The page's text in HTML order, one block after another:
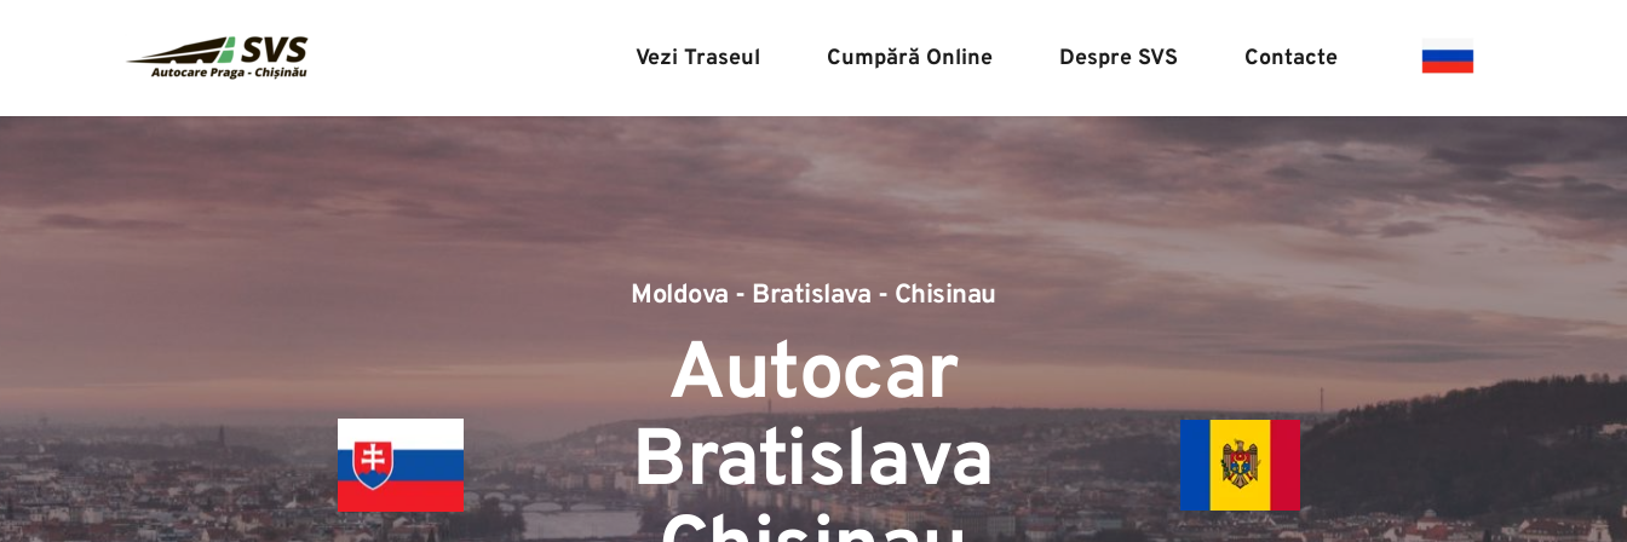
Vezi Traseul Cumpără Online Despre SVS Contacte
Moldova - Bratislava - Chisinau
Autocar
Bratislava